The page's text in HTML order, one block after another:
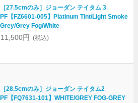
［27.5cmのみ］ジョーダン テイタム 3
PF【FZ6601-005】Platinum Tint/Light Smoke
Grey/Grey Fog/White
11,500円 (税込)
［28.5cmのみ］ジョーダン テイタム2
PF【FQ7631-101】WHITE/GREY FOG-GREY